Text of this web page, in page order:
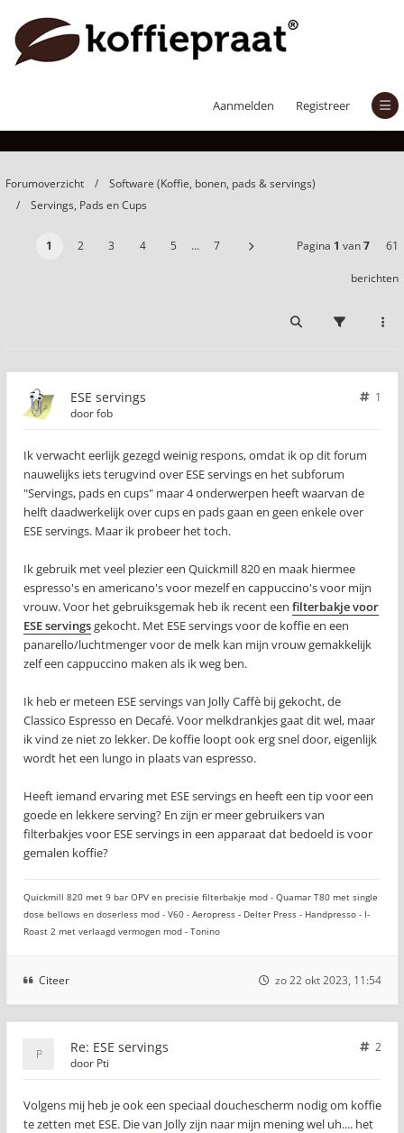
Aanmelden Registreer
Forumoverzicht
Software (Koffie, bonen, pads & servings)
Servings, Pads en Cups
1 2 3 4 5 … 7 Pagina 1 van7 61
berichten
ESE servings
1
doorfob
Ik verwacht eerlijk gezegd weinig respons, omdat ik op dit forum
nauwelijks iets terugvind over ESE servings en het subforum
"Servings, pads en cups" maar 4 onderwerpen heeft waarvan de
helft daadwerkelijk over cups en pads gaan en geen enkele over
ESE servings. Maar ik probeer het toch.
Ik gebruik met veel plezier een Quickmill 820 en maak hiermee
espresso's en americano's voor mezelf en cappuccino's voor mijn
vrouw. Voor het gebruiksgemak heb ik recent een filterbakje voor
ESE servingsgekocht. Met ESE servings voor de koffie en een
panarello/luchtmenger voor de melk kan mijn vrouw gemakkelijk
zelf een cappuccino maken als ik weg ben.
Ik heb er meteen ESE servings van Jolly Caffè bij gekocht, de
Classico Espresso en Decafé. Voor melkdrankjes gaat dit wel, maar
ik vind ze niet zo lekker. De koffie loopt ook erg snel door, eigenlijk
wordt het een lungo in plaats van espresso.
Heeft iemand ervaring met ESE servings en heeft een tip voor een
goede en lekkere serving? En zijn er meer gebruikers van
filterbakjes voor ESE servings in een apparaat dat bedoeld is voor
gemalen koffie?
Quickmill 820 met 9 bar OPV en precisie filterbakje mod - Quamar T80 met single
dose bellows en doserless mod - V60 - Aeropress - Delter Press - Handpresso - I-
Roast 2 met verlaagd vermogen mod - Tonino
Citeer zo 22 okt 2023, 11:54
Re: ESE servings
2
door Pti
Volgens mij heb je ook een speciaal douchescherm nodig om koffie
te zetten met ESE. Die van Jolly zijn naar mijn mening wel uh.... het